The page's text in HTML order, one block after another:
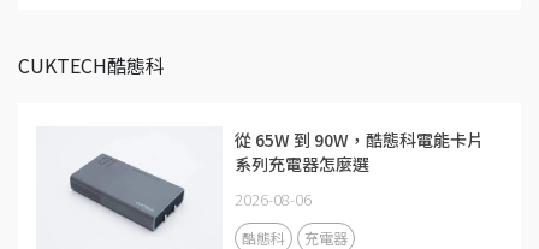
CUKTECH酷態科
從 65W 到 90W，酷態科電能卡片
系列充電器怎麼選
2026-08-06
酷態科 充電器